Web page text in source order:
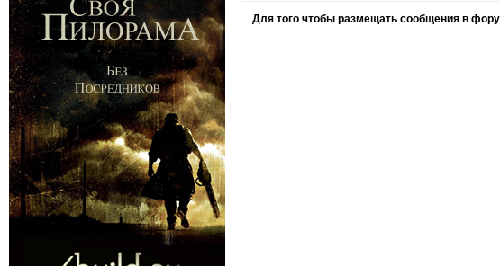
Для того чтобы размещать сообщения в